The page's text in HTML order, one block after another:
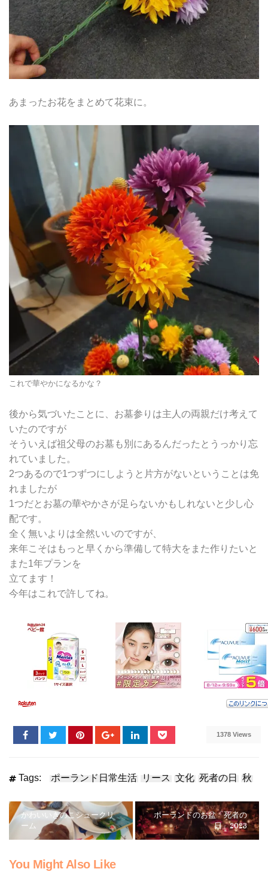
あまったお花をまとめて花束に。
これで華やかになるかな？
後から気づいたことに、お墓参りは主人の両親だけ考えて
いたのですが
そういえば祖父母のお墓も別にあるんだったとうっかり忘
れていました。
2つあるので1つずつにしようと片方がないということは免
れましたが
1つだとお墓の華やかさが足らないかもしれないと少し心
配です。
全く無いよりは全然いいのですが、
来年こそはもっと早くから準備して特大をまた作りたいと
また1年プランを
立てます！
今年はこれで許してね。
1378 Views
Tags: ポーランド日常生活 リース 文化 死者の日 秋
かわいいきのこシュークリ
ーム
ポーランドのお盆「死者の
日」2023
You Might Also Like